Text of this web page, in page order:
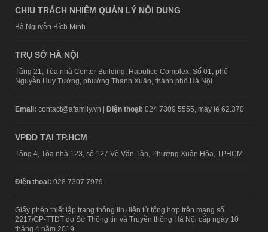
CHỊU TRÁCH NHIỆM QUẢN LÝ NỘI DUNG
Bà Nguyễn Bích Minh
TRỤ SỞ HÀ NỘI
Tầng 21, Tòa nhà Center Building, Hapulico Complex, Số 01, phố
Nguyễn Huy Tưởng, phường Thanh Xuân, thành phố Hà Nội
Email: contact@afamily.vn | Điện thoại: 024 7309 5555, máy lẻ 62.370
VPĐD TẠI TP.HCM
Tầng 4, Tòa nhà 123, số 127 Võ Văn Tần, Phường Xuân Hòa, TPHCM
Điện thoại: 028 7307 7979
Giấy phép thiết lập trang thông tin điện tử tổng hợp trên mạng số
2217/GP-TTĐT do Sở Thông tin và Truyền thông Hà Nội cấp ngày 10
tháng 4 năm 2019